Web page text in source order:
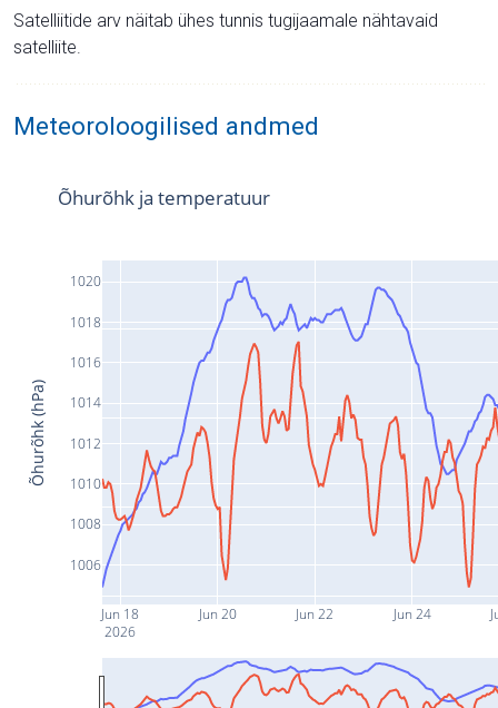
Satelliitide arv näitab ühes tunnis tugijaamale nähtavaid
satelliite.
Meteoroloogilised andmed
Jun 18
2026
Jun 20 Jun 22 Jun 24
1006
1008
1010
1012
1014
1016
1018
1020
Õhurõhk ja temperatuur
Õhurõhk (hPa)